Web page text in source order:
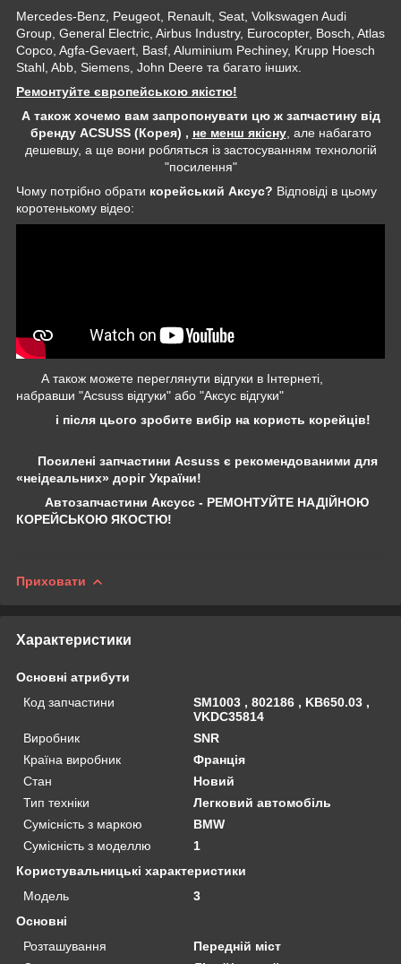
Mercedes-Benz, Peugeot, Renault, Seat, Volkswagen Audi
Group, General Electric, Airbus Industry, Eurocopter, Bosch, Atlas
Copco, Agfa-Gevaert, Basf, Aluminium Pechiney, Krupp Hoesch
Stahl, Abb, Siemens, John Deere та багато інших.
Ремонтуйте європейською якістю!
А також хочемо вам запропонувати цю ж запчастину від
бренду ACSUSS (Корея) , не менш якісну, але набагато
дешевшу, а ще вони робляться із застосуванням технологій
"посилення"
Чому потрібно обрати корейський Аксус? Відповіді в цьому
коротенькому відео:
А також можете переглянути відгуки в Інтернеті,
набравши "Acsuss відгуки" або "Аксус відгуки"
і після цього зробите вибір на користь корейців!
Посилені запчастини Acsuss є рекомендованими для
«неідеальних» доріг України!
Автозапчастини Аксусс - РЕМОНТУЙТЕ НАДІЙНОЮ
КОРЕЙСЬКОЮ ЯКОСТЮ!
Приховати
Характеристики
Основні атрибути
Код запчастини
SM1003 , 802186 , KB650.03 ,
VKDC35814
Виробник
SNR
Країна виробник
Франція
Стан
Новий
Тип техніки
Легковий автомобіль
Сумісність з маркою
BMW
Сумісність з моделлю
1
Користувальницькі характеристики
Мoдель
3
Основні
Розташування
Передній міст